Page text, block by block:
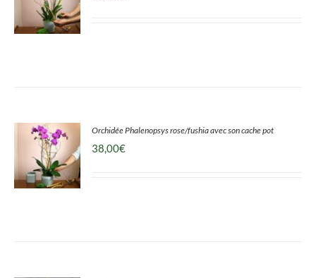
Orchidée Phalenopsys rose/fushia avec son cache pot
38,00€